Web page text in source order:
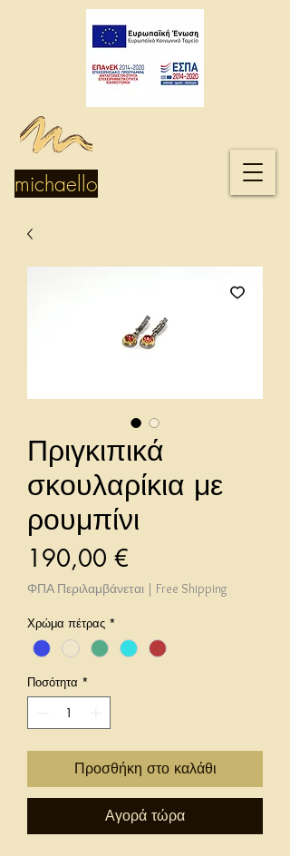
michaello
Πριγκιπικά
σκουλαρίκια με
ρουμπίνι
190,00 €
ΦΠΑ Περιλαμβάνεται | Free Shipping
Χρώμα πέτρας *
Ποσότητα *
Προσθήκη στο καλάθι
Αγορά τώρα